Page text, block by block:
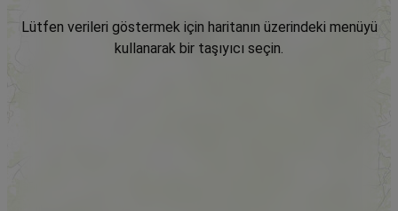
Lütfen verileri göstermek için haritanın üzerindeki menüyü
kullanarak bir taşıyıcı seçin.